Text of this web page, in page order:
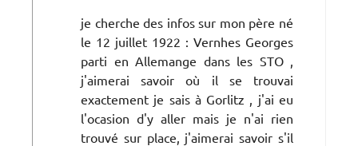
je cherche des infos sur mon père né
le 12 juillet 1922 : Vernhes Georges
parti en Allemange dans les STO ,
j'aimerai savoir où il se trouvai
exactement je sais à Gorlitz , j'ai eu
l'ocasion d'y aller mais je n'ai rien
trouvé sur place, j'aimerai savoir s'il